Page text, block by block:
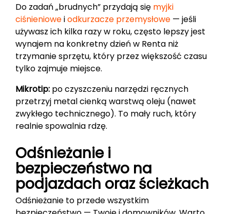
Do zadań „brudnych” przydają się myjki
ciśnienioweiodkurzacze przemysłowe — jeśli
używasz ich kilka razy w roku, często lepszy jest
wynajem na konkretny dzień w Renta niż
trzymanie sprzętu, który przez większość czasu
tylko zajmuje miejsce.
Mikrotip: po czyszczeniu narzędzi ręcznych
przetrzyj metal cienką warstwą oleju (nawet
zwykłego technicznego). To mały ruch, który
realnie spowalnia rdzę.
Odśnieżanie i
bezpieczeństwo na
podjazdach oraz ścieżkach
Odśnieżanie to przede wszystkim